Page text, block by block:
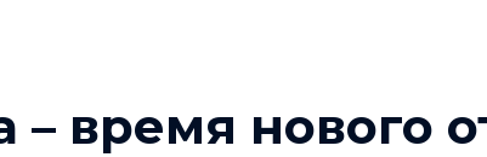
– время нового